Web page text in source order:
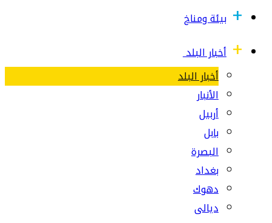
بيئة ومناخ
أخبار البلد
أخبار البلد
الأنبار
أربيل
بابل
البصرة
بغداد
دهوك
ديالى